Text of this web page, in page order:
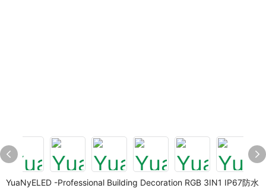
YuaNyELED -Professional Building Decoration RGB 3IN1 IP67防水